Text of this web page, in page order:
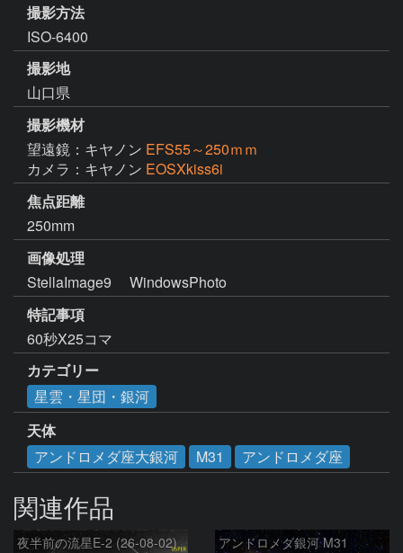
撮影方法
ISO-6400
撮影地
山口県
撮影機材
望遠鏡：キヤノン EFS55～250ｍｍ
カメラ：キヤノン EOSXkiss6i
焦点距離
250mm
画像処理
特記事項
60秒X25コマ
カテゴリー
星雲・星団・銀河
天体
アンドロメダ座大銀河
M31 アンドロメダ座
関連作品
夜半前の流星E-2 (26-08-02) アンドロメダ銀河 M31